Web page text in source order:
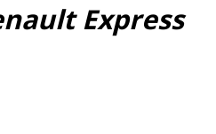
Express